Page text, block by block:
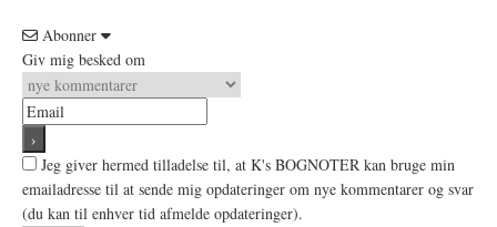
Abonner
Giv mig besked om
Jeg giver hermed tilladelse til, at K's BOGNOTER kan bruge min
emailadresse til at sende mig opdateringer om nye kommentarer og svar
(du kan til enhver tid afmelde opdateringer).